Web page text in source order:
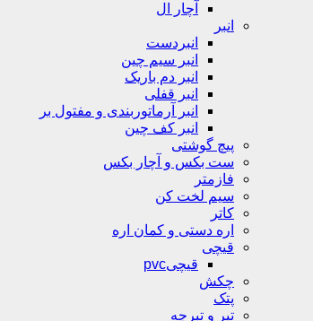
آچار ال
انبر
انبردست
انبر سیم چین
انبر دم باریک
انبر قفلی
انبر آرماتوربندی و مفتول بر
انبر کف چین
پیچ گوشتی
ست بکس و آچار بکس
فازمتر
سیم لخت کن
کاتر
اره دستی و کمان اره
قیچی
قیچیpvc
چکش
پتک
تبر و تبرچه